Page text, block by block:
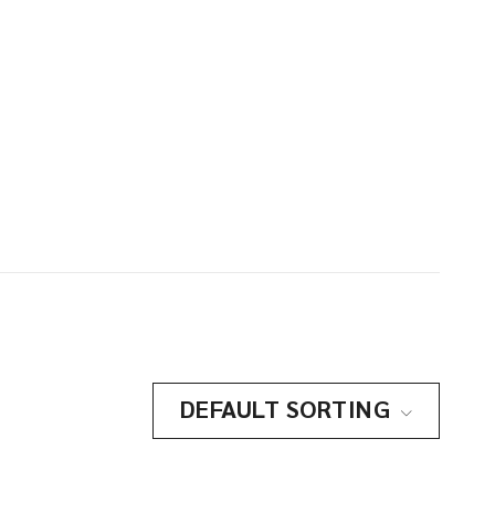
DEFAULT SORTING